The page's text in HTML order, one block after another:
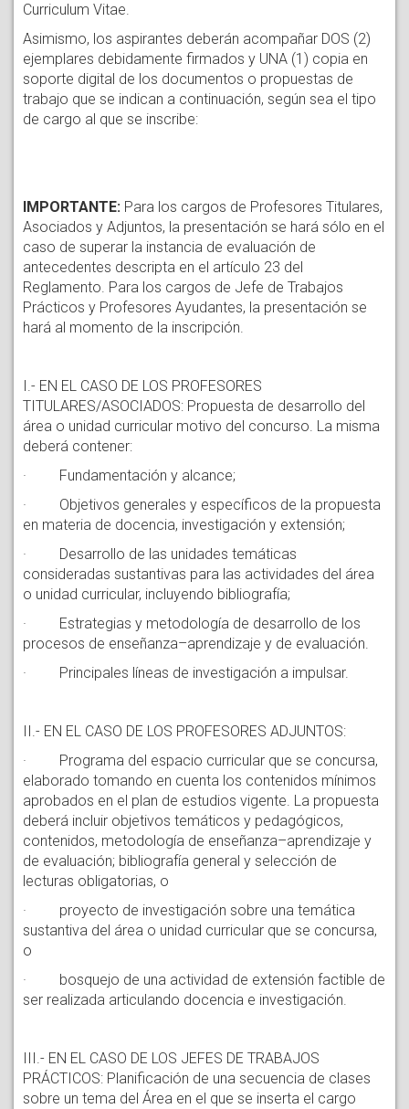
Curriculum Vitae.
Asimismo, los aspirantes deberán acompañar DOS (2)
ejemplares debidamente firmados y UNA (1) copia en
soporte digital de los documentos o propuestas de
trabajo que se indican a continuación, según sea el tipo
de cargo al que se inscribe:
IMPORTANTE: Para los cargos de Profesores Titulares,
Asociados y Adjuntos, la presentación se hará sólo en el
caso de superar la instancia de evaluación de
antecedentes descripta en el artículo 23 del
Reglamento. Para los cargos de Jefe de Trabajos
Prácticos y Profesores Ayudantes, la presentación se
hará al momento de la inscripción.
I.- EN EL CASO DE LOS PROFESORES
TITULARES/ASOCIADOS: Propuesta de desarrollo del
área o unidad curricular motivo del concurso. La misma
deberá contener:
· Fundamentación y alcance;
· Objetivos generales y específicos de la propuesta
en materia de docencia, investigación y extensión;
· Desarrollo de las unidades temáticas
consideradas sustantivas para las actividades del área
o unidad curricular, incluyendo bibliografía;
· Estrategias y metodología de desarrollo de los
procesos de enseñanza–aprendizaje y de evaluación.
· Principales líneas de investigación a impulsar.
II.- EN EL CASO DE LOS PROFESORES ADJUNTOS:
· Programa del espacio curricular que se concursa,
elaborado tomando en cuenta los contenidos mínimos
aprobados en el plan de estudios vigente. La propuesta
deberá incluir objetivos temáticos y pedagógicos,
contenidos, metodología de enseñanza–aprendizaje y
de evaluación; bibliografía general y selección de
lecturas obligatorias, o
· proyecto de investigación sobre una temática
sustantiva del área o unidad curricular que se concursa,
o
· bosquejo de una actividad de extensión factible de
ser realizada articulando docencia e investigación.
III.- EN EL CASO DE LOS JEFES DE TRABAJOS
PRÁCTICOS: Planificación de una secuencia de clases
sobre un tema del Área en el que se inserta el cargo